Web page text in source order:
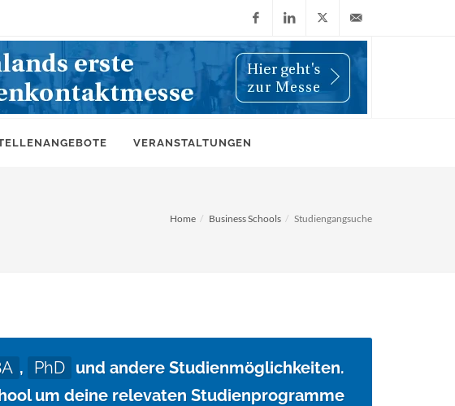
FacebookLinkedIn
X
(Twitter)
info@wiwi-
VERANSTALTUNGEN
Home Business Schools Studiengangsuche
, PhD und andere Studienmöglichkeiten.
um deine relevaten Studienprogramme